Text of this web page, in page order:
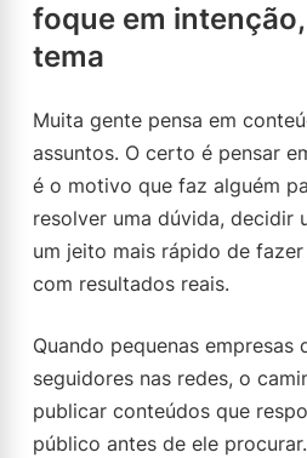
foque em
tema
Muita gente pensa em
assuntos. O certo é pensar
é o motivo que faz alguém
resolver uma dúvida, decidir
um jeito mais rápido de
com resultados reais.
Quando pequenas empresas
seguidores nas redes, o
publicar conteúdos que
público antes de ele